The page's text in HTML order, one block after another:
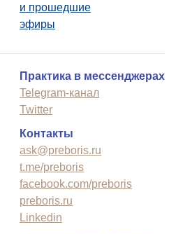
и прошедшие
эфиры
Практика в мессенджерах
Telegram-канал
Twitter
Контакты
ask@preboris.ru
t.me/preboris
facebook.com/preboris
preboris.ru
Linkedin